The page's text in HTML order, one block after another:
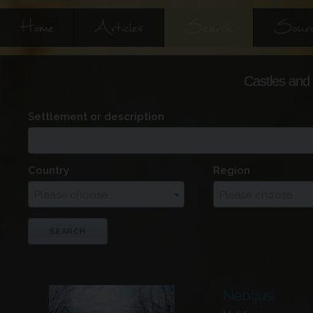
Home Articles
Castles
Settlement or description
Country
Region
Nebljusi